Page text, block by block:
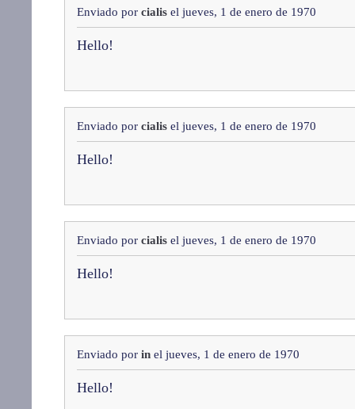
Enviado por cialis el jueves, 1 de enero de 1970
Hello!
Enviado por cialis el jueves, 1 de enero de 1970
Hello!
Enviado por cialis el jueves, 1 de enero de 1970
Hello!
Enviado por in el jueves, 1 de enero de 1970
Hello!